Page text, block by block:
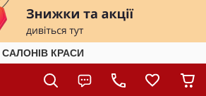
САЛОНІВ КРАСИ